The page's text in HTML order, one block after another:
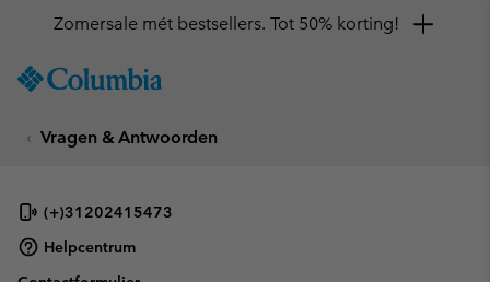
TO
SKIP
NAV
SKIP
Zomersale mét bestsellers. Tot 50% korting!
Vragen & Antwoorden
(+)31202415473
Helpcentrum